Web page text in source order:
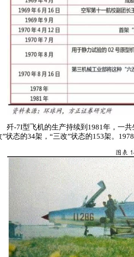
歼-7I型飞机的生产持续到1981年，一
”状态的34架，“三改”状态的153架。